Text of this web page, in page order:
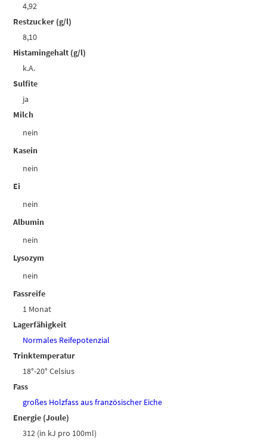
4,92
Restzucker (g/l)
8,10
Histamingehalt (g/l)
k.A.
Sulfite
ja
Milch
nein
Kasein
nein
Ei
nein
Albumin
nein
Lysozym
nein
Fassreife
1 Monat
Lagerfähigkeit
Normales Reifepotenzial
Trinktemperatur
18°-20° Celsius
Fass
großes Holzfass aus französischer Eiche
Energie (Joule)
312 (in kJ pro 100ml)